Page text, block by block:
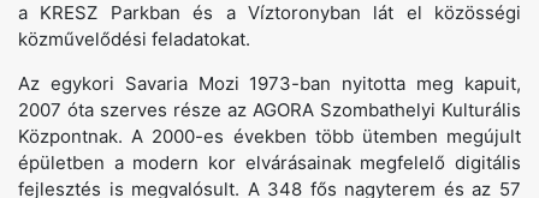
a KRESZ Parkban és a Víztoronyban lát el közösségi
közművelődési feladatokat.
Az egykori Savaria Mozi 1973-ban nyitotta meg kapuit,
2007 óta szerves része az AGORA Szombathelyi Kulturális
Központnak. A 2000-es években több ütemben megújult
épületben a modern kor elvárásainak megfelelő digitális
fejlesztés is megvalósult. A 348 fős nagyterem és az 57